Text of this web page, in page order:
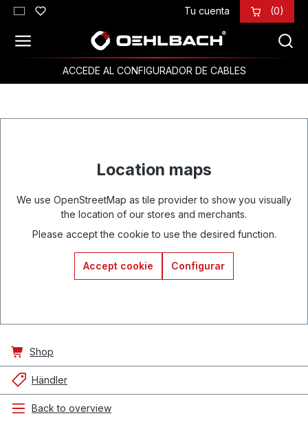
Saltar al contenido principal Tu cuenta (0)
ACCEDE AL CONFIGURADOR DE CABLES
Location maps
We use OpenStreetMap as tile provider to show you visually
the location of our stores and merchants.
Please accept the cookie to use the desired function.
Accept cookie Configurar
Shop
Händler
Back to overview